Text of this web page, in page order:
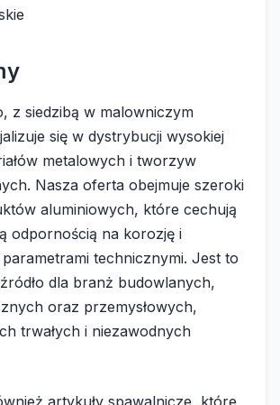
z siedzibą w malowniczym
się w dystrybucji wysokiej
metalowych i tworzyw
Nasza oferta obejmuje szeroki
aluminiowych, które cechują
odpornością na korozję i
parametrami technicznymi. Jest to
dla branż budowlanych,
oraz przemysłowych,
trwałych i niezawodnych
artykuły spawalnicze, które